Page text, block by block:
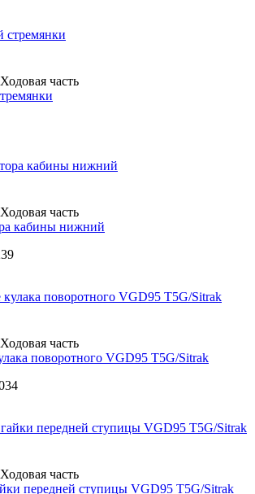
часть
часть
кабины нижний
часть
поворотного VGD95 T5G/Sitrak
часть
передней ступицы VGD95 T5G/Sitrak